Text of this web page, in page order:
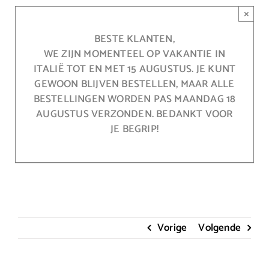
BESTE KLANTEN,
WE ZIJN MOMENTEEL OP VAKANTIE IN
ITALIË TOT EN MET 15 AUGUSTUS. JE KUNT
GEWOON BLIJVEN BESTELLEN, MAAR ALLE
BESTELLINGEN WORDEN PAS MAANDAG 18
AUGUSTUS VERZONDEN. BEDANKT VOOR
JE BEGRIP!
×
Vorige Volgende